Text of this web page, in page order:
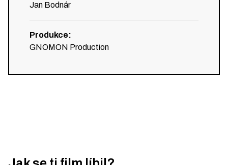
Jan Bodnár
Produkce:
GNOMON Production